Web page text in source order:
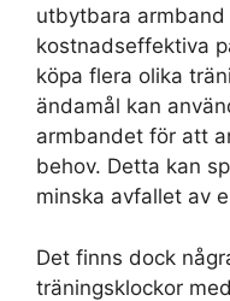
utbytbara
kostnadseffektiva
köpa flera olika
ändamål kan
armbandet för att
behov. Detta kan
minska avfallet av
Det finns dock
träningsklockor